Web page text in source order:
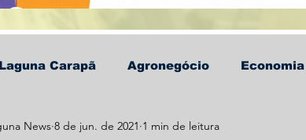
Laguna Carapã Agronegócio Economia
Saúde Informe Publicitário
News 8 de jun. de 2021 1 min de leitura